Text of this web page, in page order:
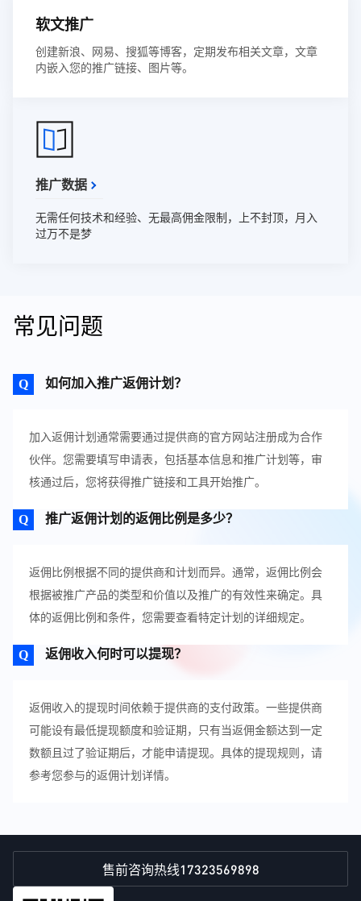
软文推广
创建新浪、网易、搜狐等博客，定期发布相关文章，文章
内嵌入您的推广链接、图片等。
推广数据
无需任何技术和经验、无最高佣金限制，上不封顶，月入
过万不是梦
常见问题
如何加入推广返佣计划？
加入返佣计划通常需要通过提供商的官方网站注册成为合作
伙伴。您需要填写申请表，包括基本信息和推广计划等，审
核通过后，您将获得推广链接和工具开始推广。
推广返佣计划的返佣比例是多少？
返佣比例根据不同的提供商和计划而异。通常，返佣比例会
根据被推广产品的类型和价值以及推广的有效性来确定。具
体的返佣比例和条件，您需要查看特定计划的详细规定。
返佣收入何时可以提现？
返佣收入的提现时间依赖于提供商的支付政策。一些提供商
可能设有最低提现额度和验证期，只有当返佣金额达到一定
数额且过了验证期后，才能申请提现。具体的提现规则，请
参考您参与的返佣计划详情。
售前咨询热线17323569898